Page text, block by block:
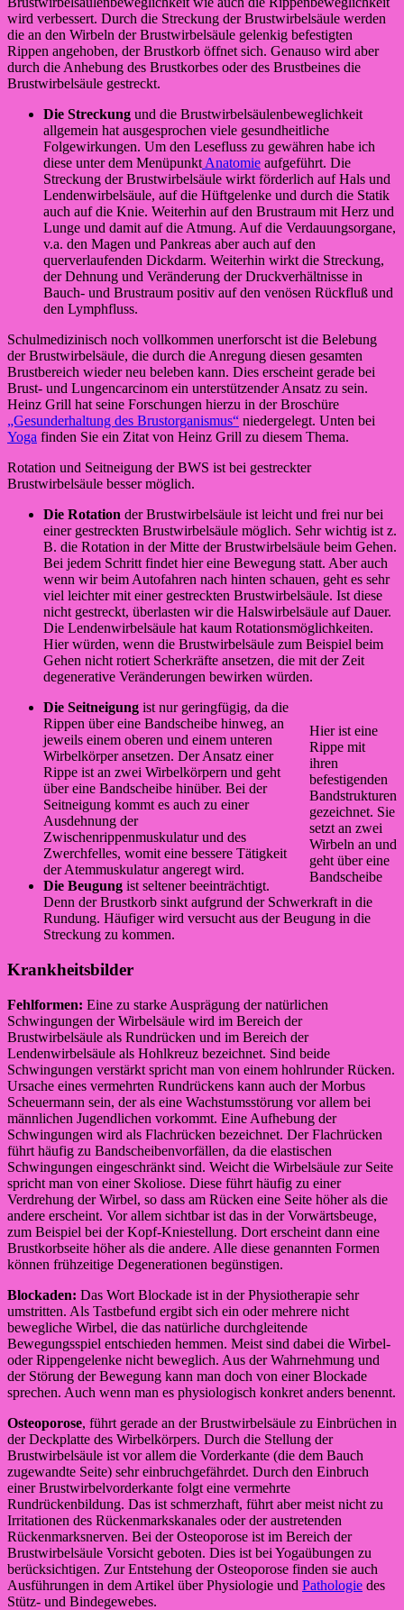
wird verbessert. Durch die Streckung der Brustwirbelsäule werden
die an den Wirbeln der Brustwirbelsäule gelenkig befestigten
Rippen angehoben, der Brustkorb öffnet sich. Genauso wird aber
durch die Anhebung des Brustkorbes oder des Brustbeines die
Brustwirbelsäule gestreckt.
Die Streckung und die Brustwirbelsäulenbeweglichkeit
allgemein hat ausgesprochen viele gesundheitliche
Folgewirkungen. Um den Lesefluss zu gewähren habe ich
diese unter dem Menüpunkt Anatomie aufgeführt. Die
Streckung der Brustwirbelsäule wirkt förderlich auf Hals und
Lendenwirbelsäule, auf die Hüftgelenke und durch die Statik
auch auf die Knie. Weiterhin auf den Brustraum mit Herz und
Lunge und damit auf die Atmung. Auf die Verdauungsorgane,
v.a. den Magen und Pankreas aber auch auf den
querverlaufenden Dickdarm. Weiterhin wirkt die Streckung,
der Dehnung und Veränderung der Druckverhältnisse in
Bauch- und Brustraum positiv auf den venösen Rückfluß und
den Lymphfluss.
Schulmedizinisch noch vollkommen unerforscht ist die Belebung
der Brustwirbelsäule, die durch die Anregung diesen gesamten
Brustbereich wieder neu beleben kann. Dies erscheint gerade bei
Brust- und Lungencarcinom ein unterstützender Ansatz zu sein.
Heinz Grill hat seine Forschungen hierzu in der Broschüre
„Gesunderhaltung des Brustorganismus“ niedergelegt. Unten bei
Yoga finden Sie ein Zitat von Heinz Grill zu diesem Thema.
Rotation und Seitneigung der BWS ist bei gestreckter
Brustwirbelsäule besser möglich.
Die Rotation der Brustwirbelsäule ist leicht und frei nur bei
einer gestreckten Brustwirbelsäule möglich. Sehr wichtig ist z.
B. die Rotation in der Mitte der Brustwirbelsäule beim Gehen.
Bei jedem Schritt findet hier eine Bewegung statt. Aber auch
wenn wir beim Autofahren nach hinten schauen, geht es sehr
viel leichter mit einer gestreckten Brustwirbelsäule. Ist diese
nicht gestreckt, überlasten wir die Halswirbelsäule auf Dauer.
Die Lendenwirbelsäule hat kaum Rotationsmöglichkeiten.
Hier würden, wenn die Brustwirbelsäule zum Beispiel beim
Gehen nicht rotiert Scherkräfte ansetzen, die mit der Zeit
degenerative Veränderungen bewirken würden.
Hier ist eine
Rippe mit
ihren
befestigenden
Bandstrukturen
gezeichnet. Sie
setzt an zwei
Wirbeln an und
geht über eine
Bandscheibe
Die Seitneigung ist nur geringfügig, da die
Rippen über eine Bandscheibe hinweg, an
jeweils einem oberen und einem unteren
Wirbelkörper ansetzen. Der Ansatz einer
Rippe ist an zwei Wirbelkörpern und geht
über eine Bandscheibe hinüber. Bei der
Seitneigung kommt es auch zu einer
Ausdehnung der
Zwischenrippenmuskulatur und des
Zwerchfelles, womit eine bessere Tätigkeit
der Atemmuskulatur angeregt wird.
Die Beugung ist seltener beeinträchtigt.
Denn der Brustkorb sinkt aufgrund der Schwerkraft in die
Rundung. Häufiger wird versucht aus der Beugung in die
Streckung zu kommen.
Krankheitsbilder
Fehlformen: Eine zu starke Ausprägung der natürlichen
Schwingungen der Wirbelsäule wird im Bereich der
Brustwirbelsäule als Rundrücken und im Bereich der
Lendenwirbelsäule als Hohlkreuz bezeichnet. Sind beide
Schwingungen verstärkt spricht man von einem hohlrunder Rücken.
Ursache eines vermehrten Rundrückens kann auch der Morbus
Scheuermann sein, der als eine Wachstumsstörung vor allem bei
männlichen Jugendlichen vorkommt. Eine Aufhebung der
Schwingungen wird als Flachrücken bezeichnet. Der Flachrücken
führt häufig zu Bandscheibenvorfällen, da die elastischen
Schwingungen eingeschränkt sind. Weicht die Wirbelsäule zur Seite
spricht man von einer Skoliose. Diese führt häufig zu einer
Verdrehung der Wirbel, so dass am Rücken eine Seite höher als die
andere erscheint. Vor allem sichtbar ist das in der Vorwärtsbeuge,
zum Beispiel bei der Kopf-Kniestellung. Dort erscheint dann eine
Brustkorbseite höher als die andere. Alle diese genannten Formen
können frühzeitige Degenerationen begünstigen.
Blockaden: Das Wort Blockade ist in der Physiotherapie sehr
umstritten. Als Tastbefund ergibt sich ein oder mehrere nicht
bewegliche Wirbel, die das natürliche durchgleitende
Bewegungsspiel entschieden hemmen. Meist sind dabei die Wirbel-
oder Rippengelenke nicht beweglich. Aus der Wahrnehmung und
der Störung der Bewegung kann man doch von einer Blockade
sprechen. Auch wenn man es physiologisch konkret anders benennt.
Osteoporose, führt gerade an der Brustwirbelsäule zu Einbrüchen in
der Deckplatte des Wirbelkörpers. Durch die Stellung der
Brustwirbelsäule ist vor allem die Vorderkante (die dem Bauch
zugewandte Seite) sehr einbruchgefährdet. Durch den Einbruch
einer Brustwirbelvorderkante folgt eine vermehrte
Rundrückenbildung. Das ist schmerzhaft, führt aber meist nicht zu
Irritationen des Rückenmarkskanales oder der austretenden
Rückenmarksnerven. Bei der Osteoporose ist im Bereich der
Brustwirbelsäule Vorsicht geboten. Dies ist bei Yogaübungen zu
berücksichtigen. Zur Entstehung der Osteoporose finden sie auch
Ausführungen in dem Artikel über Physiologie und Pathologie des
Stütz- und Bindegewebes.